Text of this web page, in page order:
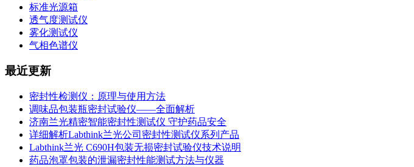
标准光源箱
透气度测试仪
雾化测试仪
气相色谱仪
最近更新
密封性检测仪：原理与使用方法
调味品包装瓶密封试验仪——全面解析
济南兰光精密智能密封性测试仪 守护药品安全
详细解析Labthink兰光公司密封性测试仪系列产品
Labthink兰光 C690H包装无损密封试验仪技术说明
药品泡罩包装的泄漏密封性能测试方法与仪器